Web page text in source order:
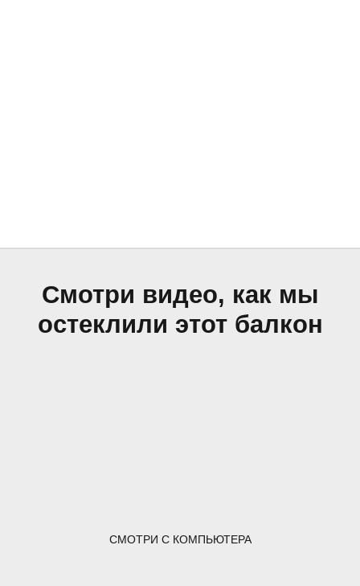
Смотри видео, как мы
остеклили этот балкон
СМОТРИ С КОМПЬЮТЕРА